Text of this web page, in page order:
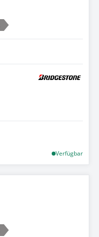
Verfügbar